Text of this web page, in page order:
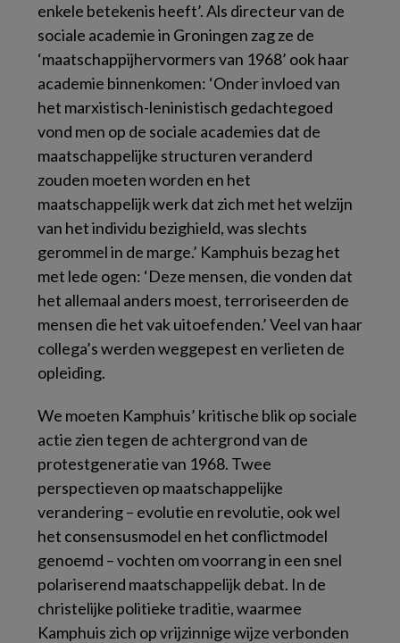
enkele betekenis heeft’. Als directeur van de
sociale academie in Groningen zag ze de
‘maatschappijhervormers van 1968’ ook haar
academie binnenkomen: ‘Onder invloed van
het marxistisch-leninistisch gedachtegoed
vond men op de sociale academies dat de
maatschappelijke structuren veranderd
zouden moeten worden en het
maatschappelijk werk dat zich met het welzijn
van het individu bezighield, was slechts
gerommel in de marge.’ Kamphuis bezag het
met lede ogen: ‘Deze mensen, die vonden dat
het allemaal anders moest, terroriseerden de
mensen die het vak uitoefenden.’ Veel van haar
collega’s werden weggepest en verlieten de
opleiding.
We moeten Kamphuis’ kritische blik op sociale
actie zien tegen de achtergrond van de
protestgeneratie van 1968. Twee
perspectieven op maatschappelijke
verandering – evolutie en revolutie, ook wel
het consensusmodel en het conflictmodel
genoemd – vochten om voorrang in een snel
polariserend maatschappelijk debat. In de
christelijke politieke traditie, waarmee
Kamphuis zich op vrijzinnige wijze verbonden